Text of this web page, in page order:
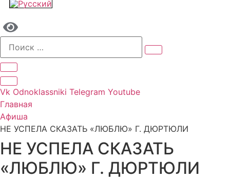
Vk Odnoklassniki Telegram Youtube
Главная
Афиша
НЕ УСПЕЛА СКАЗАТЬ «ЛЮБЛЮ» Г. ДЮРТЮЛИ
НЕ УСПЕЛА СКАЗАТЬ
«ЛЮБЛЮ» Г. ДЮРТЮЛИ